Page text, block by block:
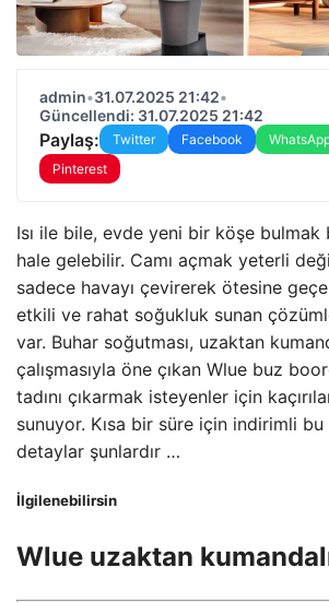
admin•31.07.2025 21:42•
Güncellendi: 31.07.2025 21:42
Paylaş: Twitter Facebook
Pinterest
Isı ile bile, evde yeni bir köşe bulmak
hale gelebilir. Camı açmak yeterli
sadece havayı çevirerek ötesine
etkili ve rahat soğukluk sunan
var. Buhar soğutması, uzaktan
çalışmasıyla öne çıkan Wlue buz
tadını çıkarmak isteyenler için
sunuyor. Kısa bir süre için indirimli
detaylar şunlardır …
İlgilenebilirsin
Wlue uzaktan